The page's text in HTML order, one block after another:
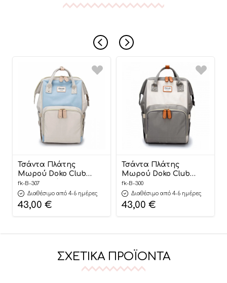
Τσάντα Πλάτης
Μωρού Doko Club
Μπεζ-Γαλάζιο B-307
Fiko
fk-B-307
Διαθέσιμο από 4-6 ημέρες
43,00 €
Τσάντα Πλάτης
Μωρού Doko Club
Γκρι-Μπεζ B-300 Fiko
fk-B-300
Διαθέσιμο από 4-6 ημέρες
43,00 €
ΣΧΕΤΙΚΆ ΠΡΟΪΌΝΤΑ